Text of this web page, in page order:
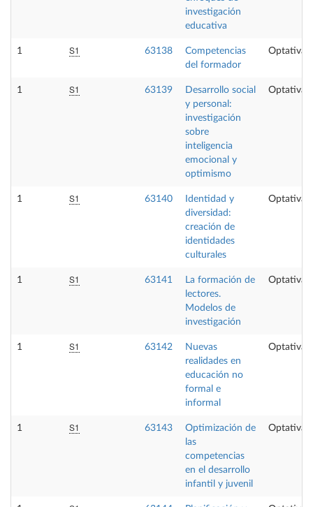
investigación
educativa
1 S1 63138
Competencias
del formador
Optativa
1 S1 63139
Desarrollo social
y personal:
investigación
sobre
inteligencia
emocional y
optimismo
Optativa
1 S1 63140
Identidad y
diversidad:
creación de
identidades
culturales
Optativa
1 S1 63141
La formación de
lectores.
Modelos de
investigación
Optativa
1 S1 63142
Nuevas
realidades en
educación no
formal e
informal
Optativa
1 S1 63143
Optimización de
las
competencias
en el desarrollo
infantil y juvenil
Optativa